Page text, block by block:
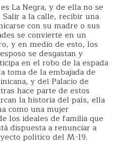
La Negra, y de ella no se
Salir a la calle, recibir una
con su madre o sus
se convierte en un
y en medio de esto, los
se desgastan y
en el robo de la espada
toma de la embajada de
y del Palacio de
hace parte de estos
la historia del país, ella
como una mujer
los ideales de familia que
dispuesta a renunciar a
político del M-19.